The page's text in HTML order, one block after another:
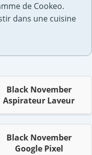
de Cookeo.
dans une cuisine
Black November
Aspirateur Laveur
Black November
Google Pixel